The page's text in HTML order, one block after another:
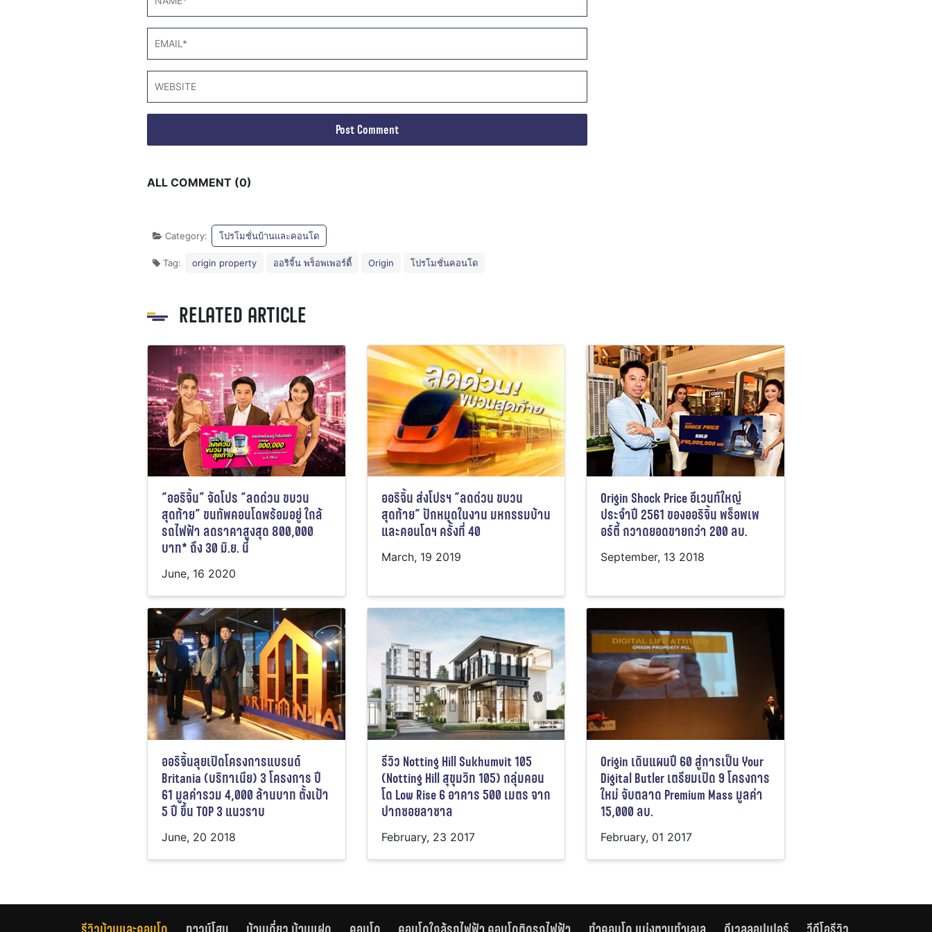
ALL COMMENT (0)
Category: โปรโมชั่นบ้านและคอนโด
Tag: origin property ออริจิ้น พร็อพเพอร์ตี้ Origin โปรโมชั่นคอนโด
RELATED ARTICLE
“ออริจิ้น” จัดโปร “ลดด่วน ขบวน
สุดท้าย” ขนทัพคอนโดพร้อมอยู่ ใกล้
รถไฟฟ้า ลดราคาสูงสุด 800,000
บาท* ถึง 30 มิ.ย. นี้
June, 16 2020
ออริจิ้น ส่งโปรฯ “ลดด่วน ขบวน
สุดท้าย” ปักหมุดในงาน มหกรรมบ้าน
และคอนโดฯ ครั้งที่ 40
March, 19 2019
Origin Shock Price อีเวนท์ใหญ่
ประจำปี 2561 ของออริจิ้น พร็อพเพ
อร์ตี้ กวาดยอดขายกว่า 200 ลบ.
September, 13 2018
ออริจิ้นลุยเปิดโครงการแบรนด์
Britania (บริทาเนีย) 3 โครงการ ปี
61 มูลค่ารวม 4,000 ล้านบาท ตั้งเป้า
5 ปี ขึ้น TOP 3 แนวราบ
June, 20 2018
รีวิว Notting Hill Sukhumvit 105
(Notting Hill สุขุมวิท 105) กลุ่มคอน
โด Low Rise 6 อาคาร 500 เมตร จาก
ปากซอยลาซาล
February, 23 2017
Origin เดินแผนปี 60 สู่การเป็น Your
Digital Butler เตรียมเปิด 9 โครงการ
ใหม่ จับตลาด Premium Mass มูลค่า
15,000 ลบ.
February, 01 2017